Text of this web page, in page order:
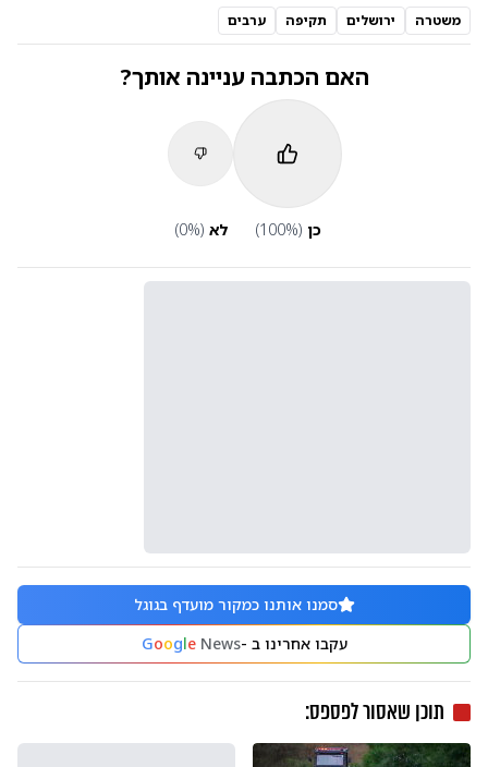
משטרה ירושלים תקיפה ערבים
האם הכתבה עניינה אותך?
כן (
100%) לא (
0%)
סמנו אותנו כמקור מועדף בגוגל
עקבו אחרינו ב -
GoogleNews
תוכן שאסור לפספס: